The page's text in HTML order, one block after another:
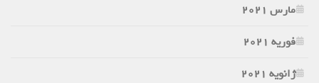
مارس 2021
فوریه 2021
ژانویه 2021